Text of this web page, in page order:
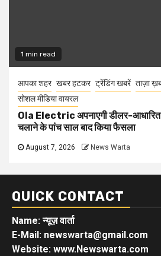
1 min read
आपका शहर खबर हटकर ट्रेंडिंग खबरें ताज़ा
सोशल मीडिया वायरल
Ola Electric अपनाएगी डीलर-आधारित
चलाने के पांच साल बाद किया फैसला
August 7, 2026 News Warta
QUICK CONTACT
Name: न्यूज़ वार्ता
E-Mail: newswarta@gmail.com
Website: www.Newswarta.com